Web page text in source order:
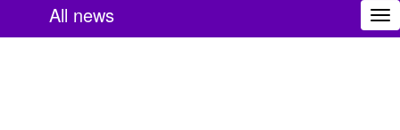
All news